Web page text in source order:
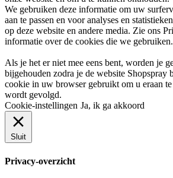
We gebruiken deze informatie om uw
aan te passen en voor analyses en
op deze website en andere media. Zie ons
informatie over de cookies die we gebruiken.
Als je het er niet mee eens bent, worden je
bijgehouden zodra je de website Shopspray
cookie in uw browser gebruikt om u eraan
wordt gevolgd.
Cookie-instellingen Ja, ik ga akkoord
Sluit
Privacy-overzicht